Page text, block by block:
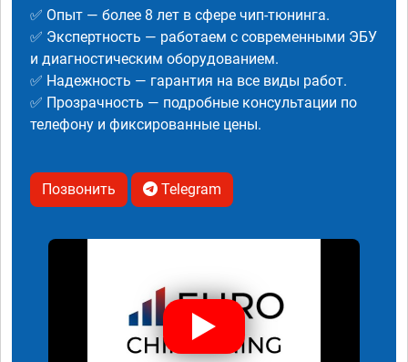
✅ Опыт — более 8 лет в сфере чип-тюнинга.
✅ Экспертность — работаем с современными ЭБУ
и диагностическим оборудованием.
✅ Надежность — гарантия на все виды работ.
✅ Прозрачность — подробные консультации по
телефону и фиксированные цены.
Позвонить Telegram